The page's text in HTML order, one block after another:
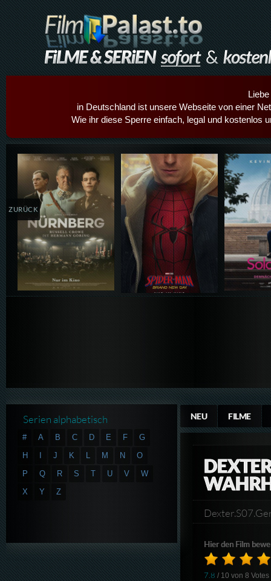
in Deutschland ist unsere Webseite von einer
Wie ihr diese Sperre einfach, legal und kostenlos
Details,Play Details,Play
ZURÜCK
NEU FILME
Hier den Film
7.8 / 10 von8 Votes
Serien alphabetisch
# A B C D E F
G
H
I J K L M N
O
P
Q R S T U V
W
X
Y Z